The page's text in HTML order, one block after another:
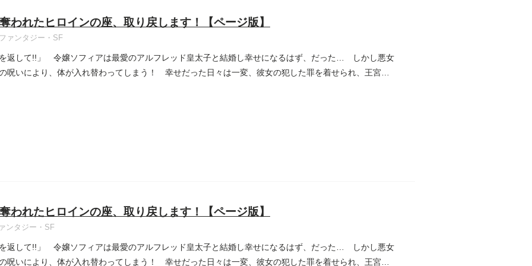
われたヒロインの座、取り戻します！【ページ版】
ァンタジー・SF
返して!!」 令嬢ソフィアは最愛のアルフレッド皇太子と結婚し幸せになるはず、だった… しかし悪女
呪いにより、体が入れ替わってしまう！ 幸せだった日々は一変、彼女の犯した罪を着せられ、王宮を
われたヒロインの座、取り戻します！【ページ版】
ンタジー・SF
返して!!」 令嬢ソフィアは最愛のアルフレッド皇太子と結婚し幸せになるはず、だった… しかし悪女
呪いにより、体が入れ替わってしまう！ 幸せだった日々は一変、彼女の犯した罪を着せられ、王宮を